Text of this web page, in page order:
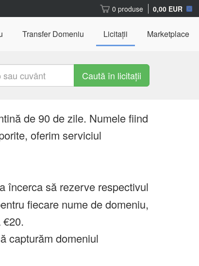
0 produse 0,00 EUR
Transfer Domeniu Licitații Marketplace
Caută în licitații
de 90 de zile. Numele fiind
oferim serviciul
încerca să rezerve respectivul
fiecare nume de domeniu,
capturăm domeniul